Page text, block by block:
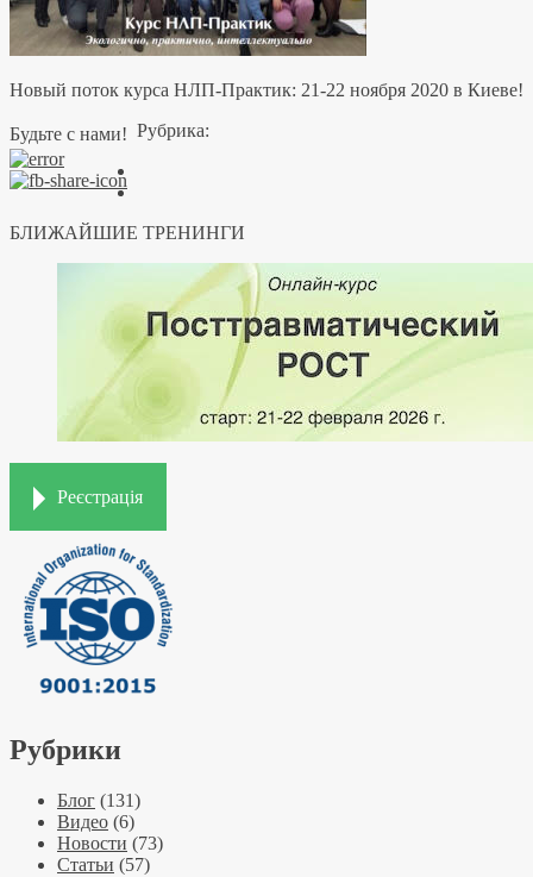
Новый поток курса НЛП-Практик: 21-22 ноября 2020 в Киеве!
Будьте с нами! Рубрика:
БЛИЖАЙШИЕ ТРЕНИНГИ
Реєстрація
Рубрики
Блог (131)
Видео (6)
Новости (73)
Статьи (57)